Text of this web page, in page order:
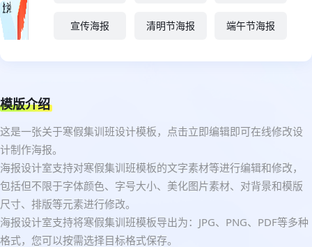
宣传海报 清明节海报 端午节海报
模版介绍
这是一张关于寒假集训班设计模板，点击立即编辑即可在线修改设
计制作海报。
海报设计室支持对寒假集训班模板的文字素材等进行编辑和修改，
包括但不限于字体颜色、字号大小、美化图片素材、对背景和模版
尺寸、排版等元素进行修改。
海报设计室支持将寒假集训班模板导出为：JPG、PNG、PDF等多种
格式，您可以按需选择目标格式保存。